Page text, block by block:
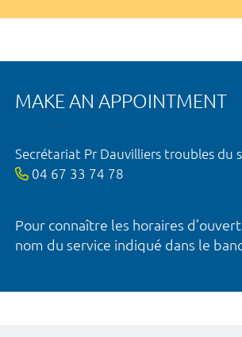
MAKE AN APPOINTMENT
Secrétariat Pr Dauvilliers troubles du
04 67 33 74 78
Pour connaître les horaires
nom du service indiqué dans le